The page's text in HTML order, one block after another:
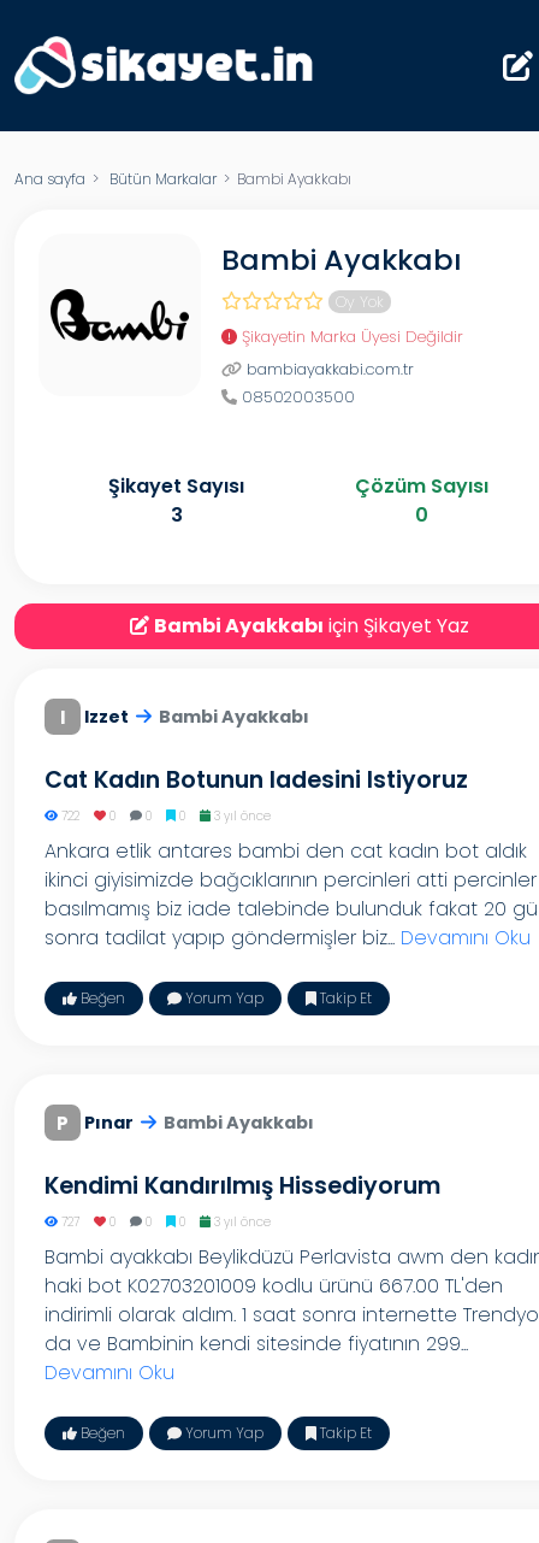
Ana sayfa > Bütün Markalar> Bambi Ayakkabı
Bambi Ayakkabı
Oy Yok
Şikayetin Marka Üyesi Değildir
bambiayakkabi.com.tr
08502003500
Şikayet Sayısı
3
Çözüm Sayısı
0
Bambi Ayakkabı için Şikayet Yaz
I Izzet Bambi Ayakkabı
Cat Kadın Botunun Iadesini Istiyoruz
722 0 0 0 3 yıl önce
Ankara etlik antares bambi den cat kadın bot aldık
ikinci giyisimizde bağcıklarının percinleri atti percinler
basılmamış biz iade talebinde bulunduk fakat 20
sonra tadilat yapıp göndermişler biz... Devamını Oku
Beğen Yorum Yap Takip Et
P Pınar Bambi Ayakkabı
Kendimi Kandırılmış Hissediyorum
727 0 0 0 3 yıl önce
Bambi ayakkabı Beylikdüzü Perlavista awm den
haki bot K02703201009 kodlu ürünü 667.00 TL'den
indirimli olarak aldım. 1 saat sonra internette
da ve Bambinin kendi sitesinde fiyatının 299...
Devamını Oku
Beğen Yorum Yap Takip Et